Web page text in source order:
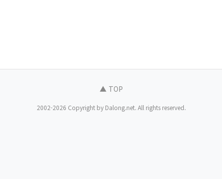
▲ TOP
2002-2026 Copyright by Dalong.net. All rights reserved.